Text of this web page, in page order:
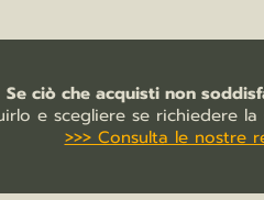
Se ciò che acquisti non
e scegliere se richiedere la
>>> Consulta le nostre